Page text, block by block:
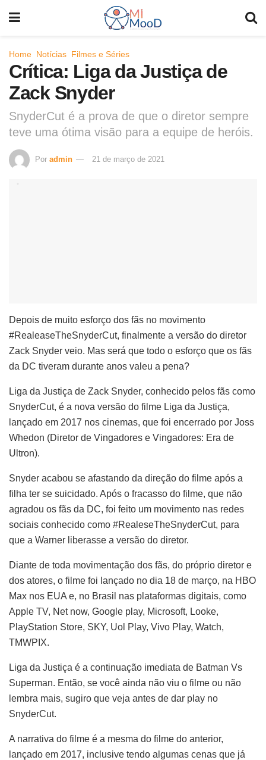
Home Notícias Filmes e Séries
Crítica: Liga da Justiça de
Zack Snyder
SnyderCut é a prova de que o diretor sempre
teve uma ótima visão para a equipe de heróis.
Por admin 21 de março de 2021
Depois de muito esforço dos fãs no movimento
#RealeaseTheSnyderCut, finalmente a versão do diretor
Zack Snyder veio. Mas será que todo o esforço que os fãs
da DC tiveram durante anos valeu a pena?
Liga da Justiça de Zack Snyder, conhecido pelos fãs como
SnyderCut, é a nova versão do filme Liga da Justiça,
lançado em 2017 nos cinemas, que foi encerrado por Joss
Whedon (Diretor de Vingadores e Vingadores: Era de
Ultron).
Snyder acabou se afastando da direção do filme após a
filha ter se suicidado. Após o fracasso do filme, que não
agradou os fãs da DC, foi feito um movimento nas redes
sociais conhecido como #RealeseTheSnyderCut, para
que a Warner liberasse a versão do diretor.
Diante de toda movimentação dos fãs, do próprio diretor e
dos atores, o filme foi lançado no dia 18 de março, na HBO
Max nos EUA e, no Brasil nas plataformas digitais, como
Apple TV, Net now, Google play, Microsoft, Looke,
PlayStation Store, SKY, Uol Play, Vivo Play, Watch,
TMWPIX.
Liga da Justiça é a continuação imediata de Batman Vs
Superman. Então, se você ainda não viu o filme ou não
lembra mais, sugiro que veja antes de dar play no
SnyderCut.
A narrativa do filme é a mesma do filme do anterior,
lançado em 2017, inclusive tendo algumas cenas que já